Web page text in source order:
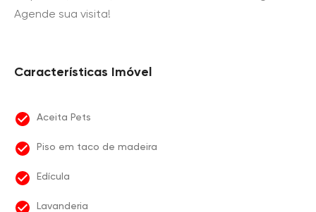
Agende sua visita!
Características Imóvel
Aceita Pets
Piso em taco de madeira
Edícula
Lavanderia